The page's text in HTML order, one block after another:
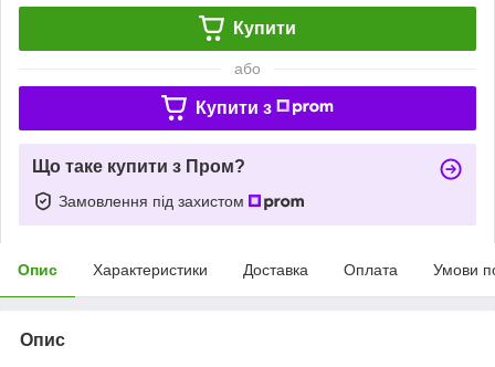
Купити
або
Купити з
Що таке купити з Пром?
Замовлення під захистом
Опис Характеристики Доставка Оплата Умови
Опис